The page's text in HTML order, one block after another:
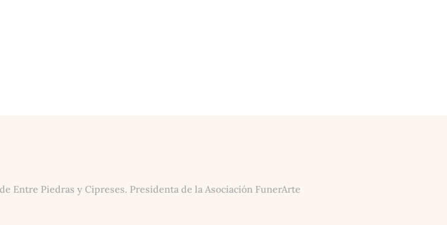
Entre Piedras y Cipreses. Presidenta de la Asociación FunerArte